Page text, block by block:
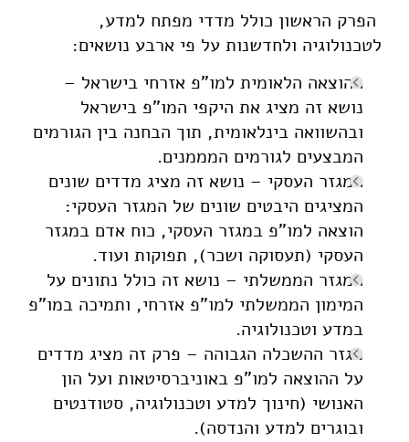
הפרק הראשון כולל מדדי מפתח למדע,
לטכנולוגיה ולחדשנות על פי ארבע נושאים:
ההוצאה הלאומית למו"פ אזרחי בישראל –
נושא זה מציג את היקפי המו"פ בישראל
ובהשוואה בינלאומית, תוך הבחנה בין הגורמים
המבצעים לגורמים המממנים.
המגזר העסקי – נושא זה מציג מדדים שונים
המציגים היבטים שונים של המגזר העסקי:
הוצאה למו"פ במגזר העסקי, כוח אדם במגזר
העסקי (תעסוקה ושכר), תפוקות ועוד.
המגזר הממשלתי – נושא זה כולל נתונים על
המימון הממשלתי למו"פ אזרחי, ותמיכה במו"פ
במדע וטכנולוגיה.
מגזר ההשכלה הגבוהה – פרק זה מציג מדדים
על ההוצאה למו"פ באוניברסיטאות ועל הון
האנושי (חינוך למדע וטכנולוגיה, סטודנטים
ובוגרים למדע והנדסה).